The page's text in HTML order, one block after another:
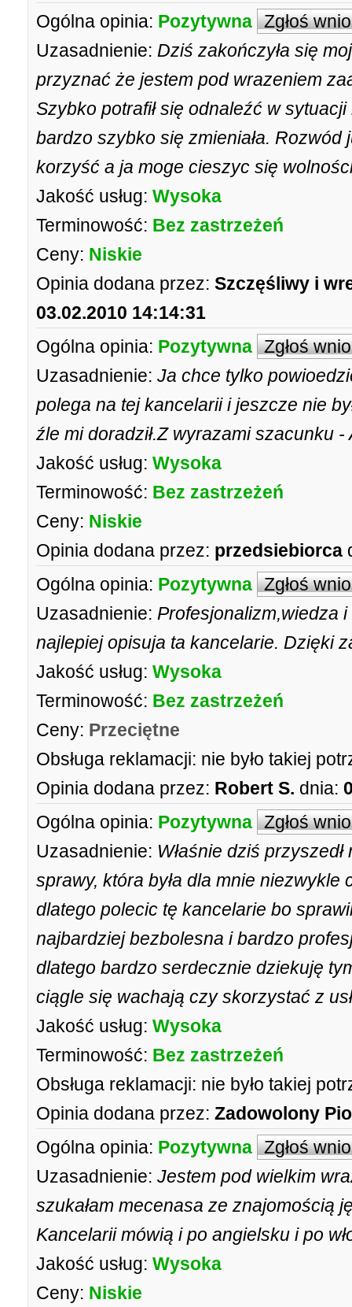
Ogólna opinia: Pozytywna Zgłoś
Uzasadnienie: Dziś zakończyła się
przyznać że jestem pod wrazeniem
Szybko potrafił się odnaleźć w
bardzo szybko się zmieniała.
korzyść a ja moge cieszyc się
Jakość usług: Wysoka
Terminowość: Bez zastrzeżeń
Ceny: Niskie
Opinia dodana przez: Szczęśliwy i
03.02.2010 14:14:31
Ogólna opinia: Pozytywna Zgłoś
Uzasadnienie: Ja chce tylko
polega na tej kancelarii i jeszcze nie
źle mi doradził.Z wyrazami szacunku -
Jakość usług: Wysoka
Terminowość: Bez zastrzeżeń
Ceny: Niskie
Opinia dodana przez: przedsiebiorca
Ogólna opinia: Pozytywna Zgłoś
Uzasadnienie: Profesjonalizm,wiedza
najlepiej opisuja ta kancelarie. Dzięki
Jakość usług: Wysoka
Terminowość: Bez zastrzeżeń
Ceny: Przeciętne
Obsługa reklamacji: nie było takiej
Opinia dodana przez: Robert S. dnia:
Ogólna opinia: Pozytywna Zgłoś
Uzasadnienie: Właśnie dziś
sprawy, która była dla mnie niezwykle
dlatego polecic tę kancelarie bo
najbardziej bezbolesna i bardzo
dlatego bardzo serdecznie dziekuję
ciągle się wachają czy skorzystać z
Jakość usług: Wysoka
Terminowość: Bez zastrzeżeń
Obsługa reklamacji: nie było takiej
Opinia dodana przez: Zadowolony
Ogólna opinia: Pozytywna Zgłoś
Uzasadnienie: Jestem pod wielkim
szukałam mecenasa ze znajomością
Kancelarii mówią i po angielsku i po
Jakość usług: Wysoka
Ceny: Niskie